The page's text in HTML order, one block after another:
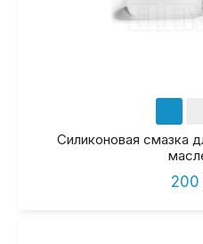
Силиконовая смазка
200